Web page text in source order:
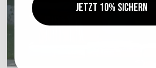
Jetzt 10% sichern